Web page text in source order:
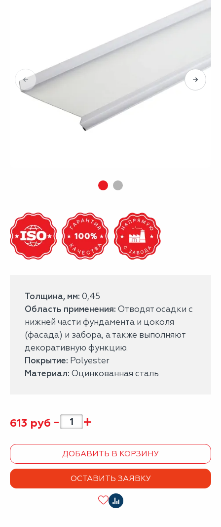
Толщина, мм: 0,45
Область применения: Отводят осадки с
нижней части фундамента и цоколя
(фасада) и забора, а также выполняют
декоративную функцию.
Покрытие: Polyester
Материал: Оцинкованная сталь
613 руб - +
ДОБАВИТЬ В КОРЗИНУ
ОСТАВИТЬ ЗАЯВКУ